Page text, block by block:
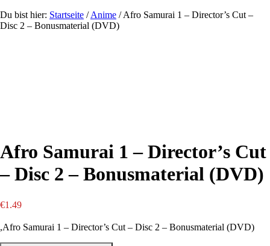
Du bist hier: Startseite / Anime /Afro Samurai 1 – Director’s Cut –
Disc 2 – Bonusmaterial (DVD)
Afro Samurai 1 – Director’s Cut
– Disc 2 – Bonusmaterial (DVD)
€1.49
,Afro Samurai 1 – Director’s Cut – Disc 2 – Bonusmaterial (DVD)